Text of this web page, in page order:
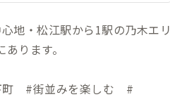
地・松江駅から1駅の乃木エリ
ります。
町 #街並みを楽しむ #